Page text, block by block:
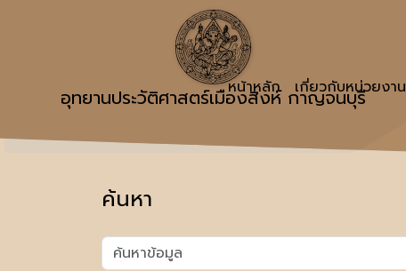
อุทยานประวัติศาสตร์เมืองสิงห์ กาญจนบุรี
หน้าหลัก เกี่ยวกับหน่วยงาน
ค้นหา